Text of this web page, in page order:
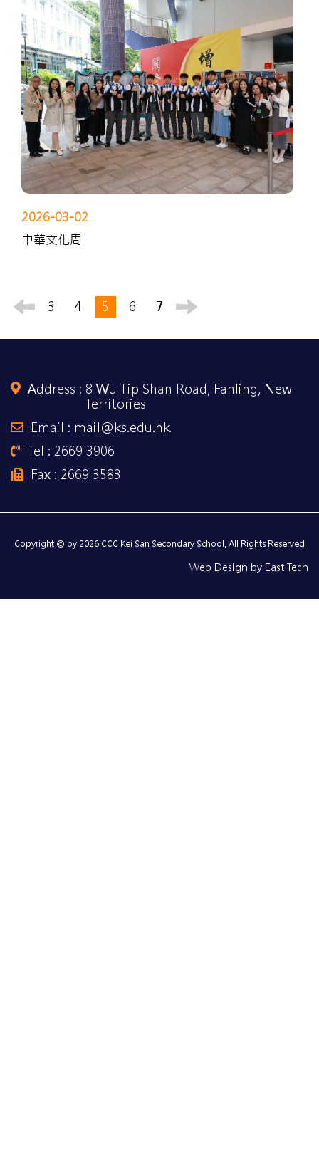
2026-03-02
中華文化周
3 4 5 6 7
Address : 8 Wu Tip Shan Road, Fanling, New
Territories
Email : mail@ks.edu.hk
Tel : 2669 3906
Fax : 2669 3583
Copyright © by 2026 CCC Kei San Secondary School, All Rights Reserved
Web Design by East Tech